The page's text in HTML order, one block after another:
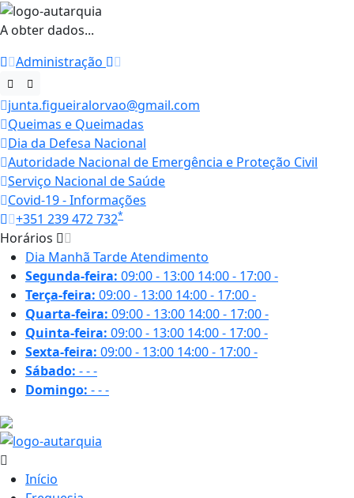
A obter dados...
Administração
junta.figueiralorvao@gmail.com
Queimas e Queimadas
Dia da Defesa Nacional
Autoridade Nacional de Emergência e Proteção Civil
Serviço Nacional de Saúde
Covid-19 - Informações
+351 239 472 732*
Horários
Dia Manhã TardeAtendimento
Segunda-feira: 09:00 - 13:00 14:00 - 17:00-
Terça-feira: 09:00 - 13:00 14:00 - 17:00-
Quarta-feira: 09:00 - 13:00 14:00 - 17:00-
Quinta-feira: 09:00 - 13:00 14:00 - 17:00-
Sexta-feira: 09:00 - 13:00 14:00 - 17:00-
Sábado: ---
Domingo: ---
Início